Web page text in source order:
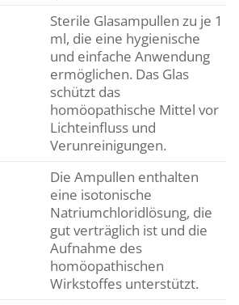
Sterile Glasampullen zu je 1
ml, die eine hygienische
und einfache Anwendung
ermöglichen. Das Glas
schützt das
homöopathische Mittel vor
Lichteinfluss und
Verunreinigungen.
Die Ampullen enthalten
eine isotonische
Natriumchloridlösung, die
gut verträglich ist und die
Aufnahme des
homöopathischen
Wirkstoffes unterstützt.